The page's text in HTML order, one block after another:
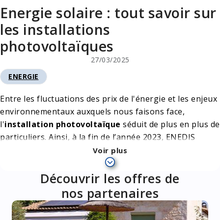
Energie solaire : tout savoir sur
les installations
photovoltaïques
27/03/2025
CATÉGORIE
ENERGIE
Entre les fluctuations des prix de l'énergie et les enjeux
environnementaux auxquels nous faisons face,
l'installation photovoltaïque séduit de plus en plus de
particuliers. Ainsi, à la fin de l’année 2023, ENEDIS
(distributeur et gestionnaire du réseau électrique)
comptabilisait en France plus de 834 000 installations
photovoltaïques.
installation photovoltaïqueest une démarche
écologique, encouragée à l'échelle nationale mais
Voir plus
Découvrir les offres de
nos partenaires